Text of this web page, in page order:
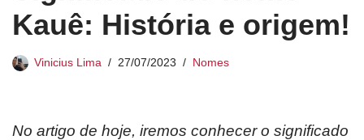
Kauê: História e origem!
Vinicius Lima 27/07/2023 Nomes
No artigo de hoje, iremos conhecer o significado